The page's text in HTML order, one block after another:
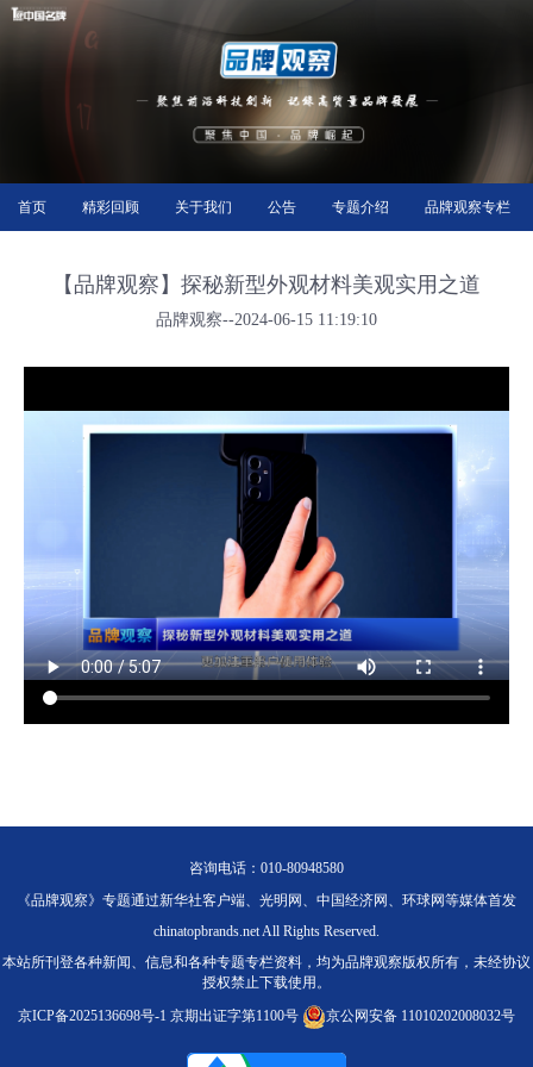
首页 精彩回顾 关于我们 公告 专题介绍 品牌观察专栏
【品牌观察】探秘新型外观材料美观实用之道
品牌观察--2024-06-15 11:19:10
咨询电话：010-80948580
《品牌观察》专题通过新华社客户端、光明网、中国经济网、环球网等媒体首发
chinatopbrands.net All Rights Reserved.
本站所刊登各种新闻、信息和各种专题专栏资料，均为品牌观察版权所有，未经协议
授权禁止下载使用。
京ICP备2025136698号-1 京期出证字第1100号 京公网安备 11010202008032号